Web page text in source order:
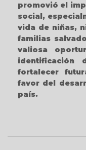
promovió el
social,
vida de niñas,
familias
valiosa
identificación
fortalecer
favor del
país.